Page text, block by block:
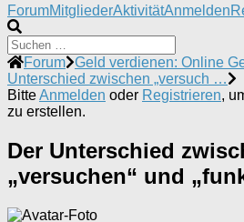
Forum-
Navigation
ForumMitgliederAktivitätAnmelden
Forum-
Breadcrumbs
-
Du
hier:
Forum Geld verdienen: Online
Unterschied zwischen „versuch …
BitteAnmelden oder Registrieren,
zu erstellen.
Der Unterschied
„versuchen“ und